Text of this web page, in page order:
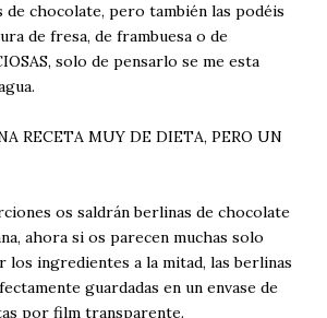
de chocolate, pero también las podéis
de fresa, de frambuesa o de
solo de pensarlo se me esta
RECETA MUY DE DIETA, PERO UN
os saldrán berlinas de chocolate
ahora si os parecen muchas solo
los ingredientes a la mitad, las berlinas
guardadas en un envase de
por film transparente.